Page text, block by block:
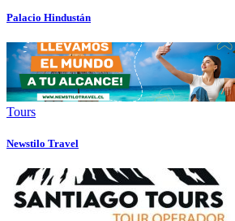
Palacio Hindustán
Tours
Newstilo Travel